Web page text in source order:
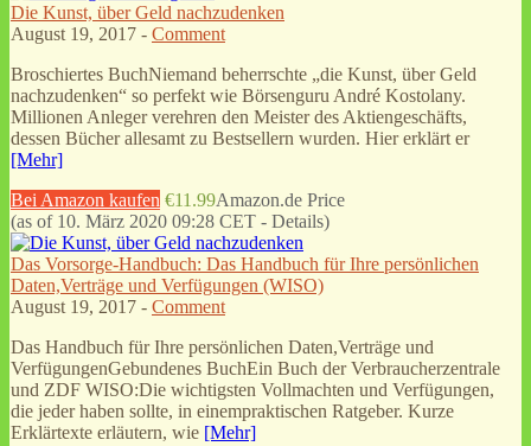
Die Kunst, über Geld nachzudenken
August 19, 2017 - Comment
Broschiertes BuchNiemand beherrschte „die Kunst, über Geld
nachzudenken“ so perfekt wie Börsenguru André Kostolany.
Millionen Anleger verehren den Meister des Aktiengeschäfts,
dessen Bücher allesamt zu Bestsellern wurden. Hier erklärt er
[Mehr]
Bei Amazon kaufen €11.99Amazon.de Price
(as of 10. März 2020 09:28 CET - Details)
Das Vorsorge-Handbuch: Das Handbuch für Ihre persönlichen
Daten,Verträge und Verfügungen (WISO)
August 19, 2017 - Comment
Das Handbuch für Ihre persönlichen Daten,Verträge und
VerfügungenGebundenes BuchEin Buch der Verbraucherzentrale
und ZDF WISO:Die wichtigsten Vollmachten und Verfügungen,
die jeder haben sollte, in einempraktischen Ratgeber. Kurze
Erklärtexte erläutern, wie [Mehr]